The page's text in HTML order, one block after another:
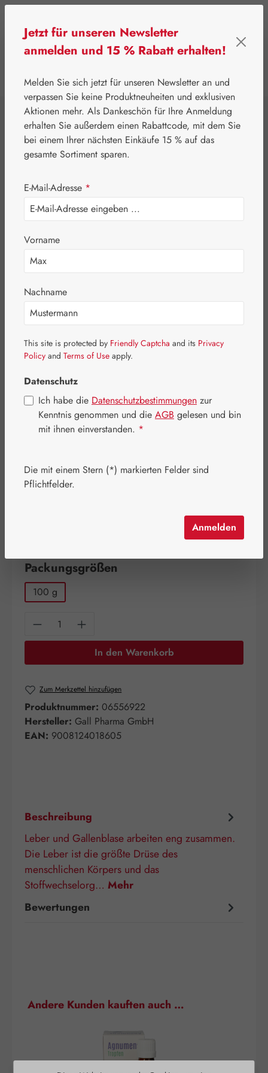
⌂ Gall Pharma Fit-Linie
Leber-Galle-Fit
Pulver
Bildergalerie überspringen
Regulärer Preis:
61,40 €
Inhalt:0.1 Kilogramm
Packungsgrößen
100 g
Produkt Anzahl: Gib den gewünschten
In den Warenkorb
Zum Merkzettel hinzufügen
Produktnummer: 06556922
Hersteller: Gall Pharma GmbH
EAN: 9008124018605
Beschreibung
Leber und Gallenblase arbeiten eng zusammen.
Die Leber ist die größte Drüse des
menschlichen Körpers und das
Stoffwechselorg… Mehr
Bewertungen
Produktgalerie überspringen
Andere Kunden kauften auch …
Jetzt für unseren Newsletter
anmelden und 15 % Rabatt erhalten!
Melden Sie sich jetzt für unseren Newsletter an und
verpassen Sie keine Produktneuheiten und exklusiven
Aktionen mehr. Als Dankeschön für Ihre Anmeldung
erhalten Sie außerdem einen Rabattcode, mit dem Sie
bei einem Ihrer nächsten Einkäufe 15 % auf das
gesamte Sortiment sparen.
E-Mail-Adresse *
Vorname
Nachname
This site is protected by Friendly Captcha and its Privacy
Policy and Terms of Use apply.
Datenschutz
Ich habe die Datenschutzbestimmungen zur
Kenntnis genommen und die AGB gelesen und bin
mit ihnen einverstanden. *
Die mit einem Stern (*) markierten Felder sind
Pflichtfelder.
Anmelden